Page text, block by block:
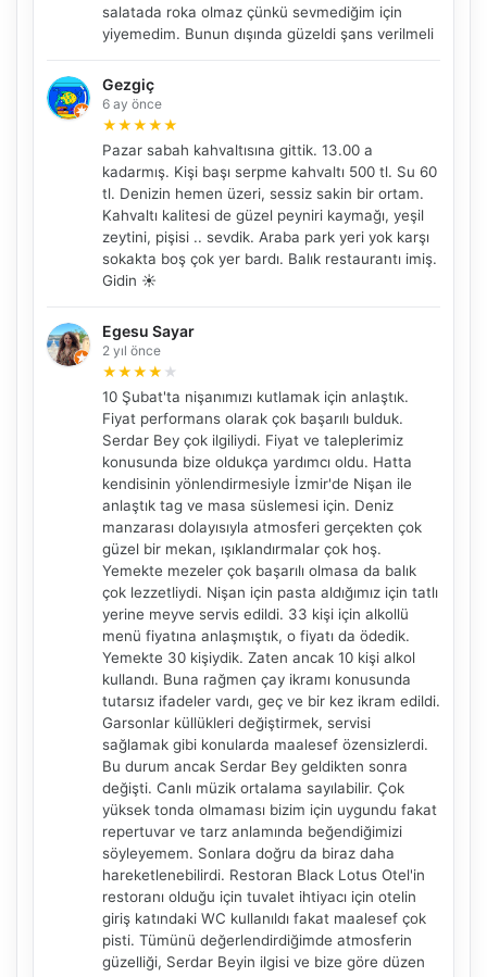
salatada roka olmaz çünkü sevmediğim için
yiyemedim. Bunun dışında güzeldi şans verilmeli
Gezgiç
6 ay önce
★★★★★
Pazar sabah kahvaltısına gittik. 13.00 a
kadarmış. Kişi başı serpme kahvaltı 500 tl. Su 60
tl. Denizin hemen üzeri, sessiz sakin bir ortam.
Kahvaltı kalitesi de güzel peyniri kaymağı, yeşil
zeytini, pişisi .. sevdik. Araba park yeri yok karşı
sokakta boş çok yer bardı. Balık restaurantı imiş.
Gidin ☀️
Egesu Sayar
2 yıl önce
★★★★ ★
10 Şubat'ta nişanımızı kutlamak için anlaştık.
Fiyat performans olarak çok başarılı bulduk.
Serdar Bey çok ilgiliydi. Fiyat ve taleplerimiz
konusunda bize oldukça yardımcı oldu. Hatta
kendisinin yönlendirmesiyle İzmir'de Nişan ile
anlaştık tag ve masa süslemesi için. Deniz
manzarası dolayısıyla atmosferi gerçekten çok
güzel bir mekan, ışıklandırmalar çok hoş.
Yemekte mezeler çok başarılı olmasa da balık
çok lezzetliydi. Nişan için pasta aldığımız için tatlı
yerine meyve servis edildi. 33 kişi için alkollü
menü fiyatına anlaşmıştık, o fiyatı da ödedik.
Yemekte 30 kişiydik. Zaten ancak 10 kişi alkol
kullandı. Buna rağmen çay ikramı konusunda
tutarsız ifadeler vardı, geç ve bir kez ikram edildi.
Garsonlar küllükleri değiştirmek, servisi
sağlamak gibi konularda maalesef özensizlerdi.
Bu durum ancak Serdar Bey geldikten sonra
değişti. Canlı müzik ortalama sayılabilir. Çok
yüksek tonda olmaması bizim için uygundu fakat
repertuvar ve tarz anlamında beğendiğimizi
söyleyemem. Sonlara doğru da biraz daha
hareketlenebilirdi. Restoran Black Lotus Otel'in
restoranı olduğu için tuvalet ihtiyacı için otelin
giriş katındaki WC kullanıldı fakat maalesef çok
pisti. Tümünü değerlendirdiğimde atmosferin
güzelliği, Serdar Beyin ilgisi ve bize göre düzen
NBY Akıllı Asistan
AI kullanmadan, sitedeki gerçek yerlerle akıllı rota